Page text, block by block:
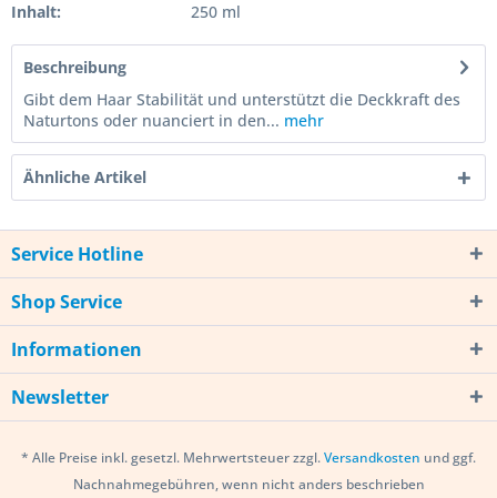
Inhalt:
250 ml
Beschreibung
Gibt dem Haar Stabilität und unterstützt die Deckkraft des
Naturtons oder nuanciert in den... mehr
Ähnliche Artikel
Service Hotline
Shop Service
Informationen
Newsletter
* Alle Preise inkl. gesetzl. Mehrwertsteuer zzgl.Versandkosten und ggf.
Nachnahmegebühren, wenn nicht anders beschrieben